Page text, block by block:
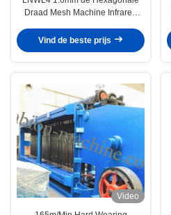
Draad Mesh Machine Infrared
Vind de beste prijs
Video